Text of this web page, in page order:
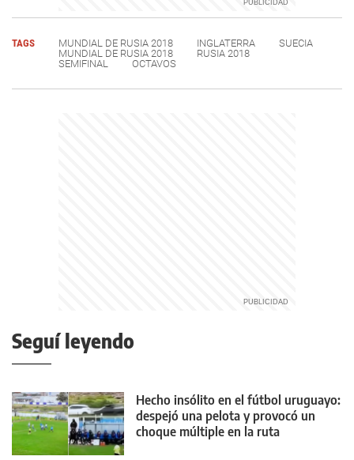
TAGS MUNDIAL DE RUSIA 2018 INGLATERRA
SUECIA
MUNDIAL DE RUSIA 2018
RUSIA 2018
SEMIFINAL
OCTAVOS
Seguí leyendo
Hecho insólito en el fútbol uruguayo:
despejó una pelota y provocó un
choque múltiple en la ruta